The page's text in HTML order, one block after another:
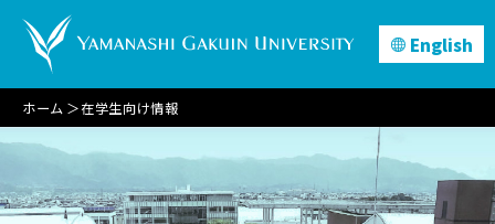
English
ホーム 在学生向け情報